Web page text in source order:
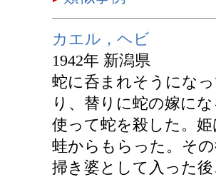
カエル，ヘビ
1942年 新潟県
蛇に呑まれそうにな
り、替りに蛇の嫁に
使って蛇を殺した。
蛙からもらった。そ
掃き婆として入った